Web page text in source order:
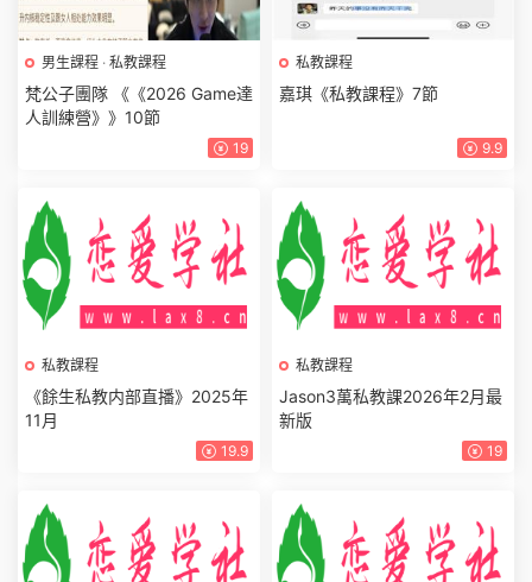
男生課程 · 私教課程
梵公子團隊 《《2026 Game達
人訓練營》》10節
19
私教課程
嘉琪《私教課程》7節
9.9
私教課程
《餘生私教内部直播》2025年
11月
19.9
私教課程
Jason3萬私教課2026年2月最
新版
19